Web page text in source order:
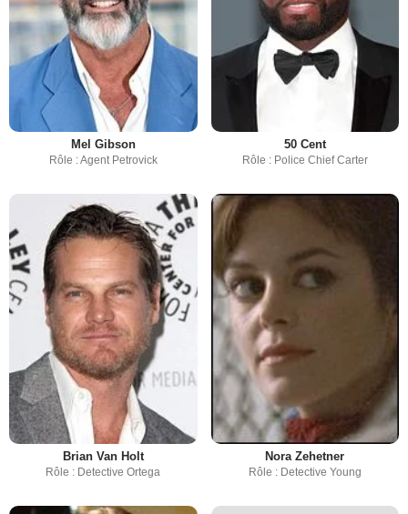
Mel Gibson
Rôle : Agent Petrovick
50 Cent
Rôle : Police Chief Carter
Brian Van Holt
Rôle : Detective Ortega
Nora Zehetner
Rôle : Detective Young